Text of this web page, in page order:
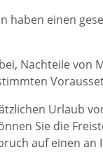
haben einen
Nachteile von
Urlaub
Sie die
auf einen